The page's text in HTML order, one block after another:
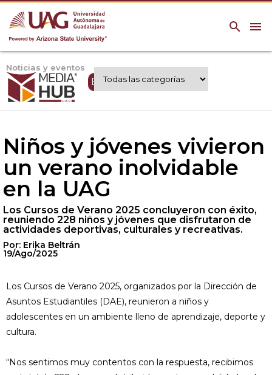
menu
search
Noticias y eventos
Expertos UAG
Niños y jóvenes vivieron
un verano inolvidable
en la UAG
Los Cursos de Verano 2025 concluyeron con éxito,
reuniendo 228 niños y jóvenes que disfrutaron de
actividades deportivas, culturales y recreativas.
Por: Erika Beltrán
19/Ago/2025
Los Cursos de Verano 2025, organizados por la Dirección de
Asuntos Estudiantiles (DAE), reunieron a niños y
adolescentes en un ambiente lleno de aprendizaje, deporte y
cultura.
“Nos sentimos muy contentos con la respuesta, recibimos